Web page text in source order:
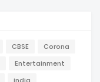
CBSE
Corona
Entertainment
india